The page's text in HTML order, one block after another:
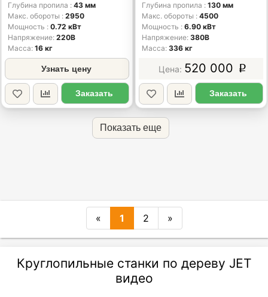
Глубина пропила
43 мм
Макс. обороты
2950
Мощность
0.72 кВт
Напряжение 220В
Масса 16 кг
Узнать цену
Заказать
Глубина пропила
130 мм
Макс. обороты
4500
Мощность
6.90 кВт
Напряжение 380В
Масса 336 кг
520 000 p
Заказать
Показать еще
« 1 2 »
Круглопильные станки по дереву JET
видео